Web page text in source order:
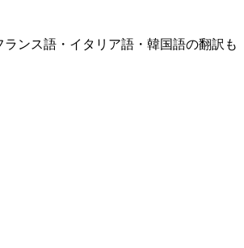
ンス語・イタリア語・韓国語の翻訳も